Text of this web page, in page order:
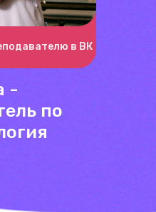
в ВК
-
по